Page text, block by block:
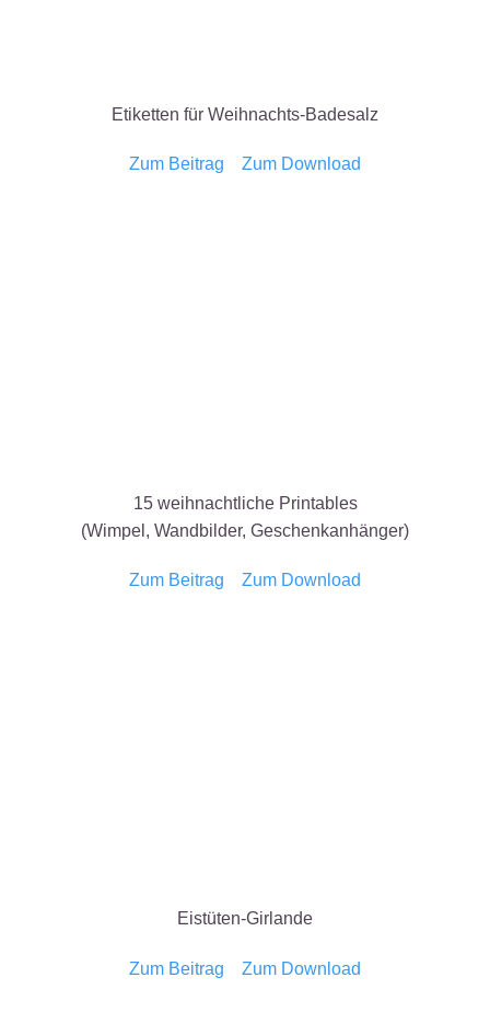
Etiketten für Weihnachts-Badesalz
Zum Beitrag Zum Download
15 weihnachtliche Printables
(Wimpel, Wandbilder, Geschenkanhänger)
Zum Beitrag Zum Download
Eistüten-Girlande
Zum Beitrag Zum Download